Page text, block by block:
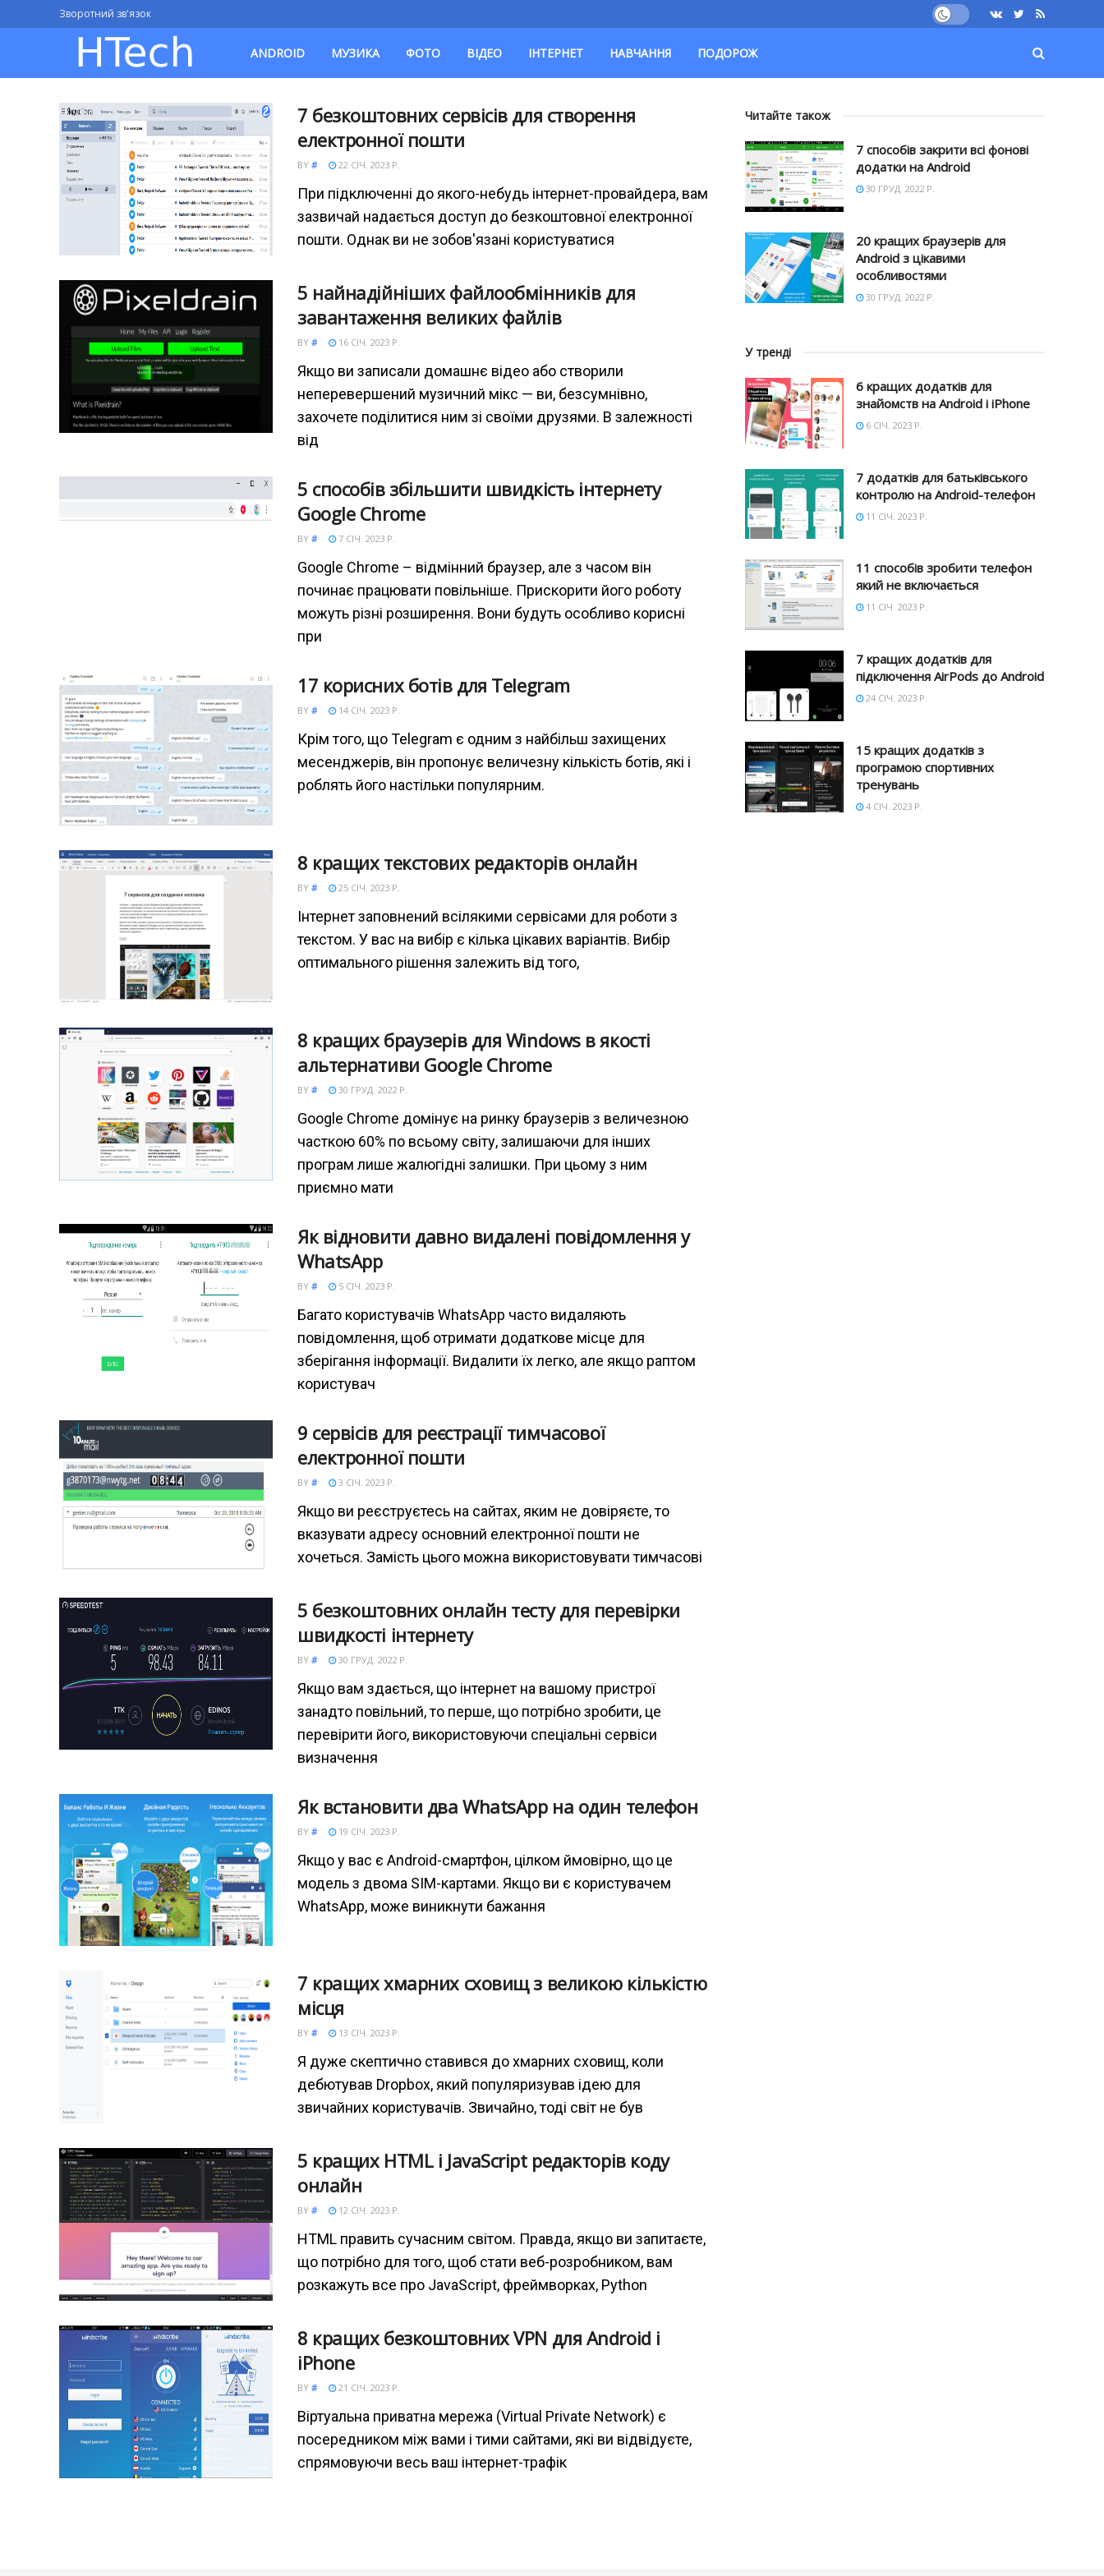
Зворотний зв'язок
ANDROID МУЗИКА ФОТО ВІДЕО ІНТЕРНЕТ НАВЧАННЯ ПОДОРОЖ
7 безкоштовних сервісів для створення
електронної пошти
BY # 22 СІЧ. 2023 Р.
При підключенні до якого-небудь інтернет-провайдера, вам
зазвичай надається доступ до безкоштовної електронної
пошти. Однак ви не зобов'язані користуватися
5 найнадійніших файлообмінників для
завантаження великих файлів
BY # 16 СІЧ. 2023 Р.
Якщо ви записали домашнє відео або створили
неперевершений музичний мікс — ви, безсумнівно,
захочете поділитися ним зі своїми друзями. В залежності
від
5 способів збільшити швидкість інтернету
Google Chrome
BY # 7 СІЧ. 2023 Р.
Google Chrome – відмінний браузер, але з часом він
починає працювати повільніше. Прискорити його роботу
можуть різні розширення. Вони будуть особливо корисні
при
17 корисних ботів для Telegram
BY # 14 СІЧ. 2023 Р.
Крім того, що Telegram є одним з найбільш захищених
месенджерів, він пропонує величезну кількість ботів, які і
роблять його настільки популярним.
8 кращих текстових редакторів онлайн
BY # 25 СІЧ. 2023 Р.
Інтернет заповнений всілякими сервісами для роботи з
текстом. У вас на вибір є кілька цікавих варіантів. Вибір
оптимального рішення залежить від того,
8 кращих браузерів для Windows в якості
альтернативи Google Chrome
BY # 30 ГРУД. 2022 Р.
Google Chrome домінує на ринку браузерів з величезною
часткою 60% по всьому світу, залишаючи для інших
програм лише жалюгідні залишки. При цьому з ним
приємно мати
Як відновити давно видалені повідомлення у
WhatsApp
BY # 5 СІЧ. 2023 Р.
Багато користувачів WhatsApp часто видаляють
повідомлення, щоб отримати додаткове місце для
зберігання інформації. Видалити їх легко, але якщо раптом
користувач
9 сервісів для реєстрації тимчасової
електронної пошти
BY # 3 СІЧ. 2023 Р.
Якщо ви реєструєтесь на сайтах, яким не довіряєте, то
вказувати адресу основний електронної пошти не
хочеться. Замість цього можна використовувати тимчасові
5 безкоштовних онлайн тесту для перевірки
швидкості інтернету
BY # 30 ГРУД. 2022 Р.
Якщо вам здається, що інтернет на вашому пристрої
занадто повільний, то перше, що потрібно зробити, це
перевірити його, використовуючи спеціальні сервіси
визначення
Як встановити два WhatsApp на один телефон
BY # 19 СІЧ. 2023 Р.
Якщо у вас є Android-смартфон, цілком ймовірно, що це
модель з двома SIM-картами. Якщо ви є користувачем
WhatsApp, може виникнути бажання
7 кращих хмарних сховищ з великою кількістю
місця
BY # 13 СІЧ. 2023 Р.
Я дуже скептично ставився до хмарних сховищ, коли
дебютував Dropbox, який популяризував ідею для
звичайних користувачів. Звичайно, тоді світ не був
5 кращих HTML і JavaScript редакторів коду
онлайн
BY # 12 СІЧ. 2023 Р.
HTML править сучасним світом. Правда, якщо ви запитаєте,
що потрібно для того, щоб стати веб-розробником, вам
розкажуть все про JavaScript, фреймворках, Python
8 кращих безкоштовних VPN для Android і
iPhone
BY # 21 СІЧ. 2023 Р.
Віртуальна приватна мережа (Virtual Private Network) є
посередником між вами і тими сайтами, які ви відвідуєте,
спрямовуючи весь ваш інтернет-трафік
Читайте також
7 способів закрити всі фонові
додатки на Android
30 ГРУД. 2022 Р.
20 кращих браузерів для
Android з цікавими
особливостями
30 ГРУД. 2022 Р.
У тренді
6 кращих додатків для
знайомств на Android і iPhone
6 СІЧ. 2023 Р.
7 додатків для батьківського
контролю на Android-телефон
11 СІЧ. 2023 Р.
11 способів зробити телефон
який не включається
11 СІЧ. 2023 Р.
7 кращих додатків для
підключення AirPods до Android
24 СІЧ. 2023 Р.
15 кращих додатків з
програмою спортивних
тренувань
4 СІЧ. 2023 Р.